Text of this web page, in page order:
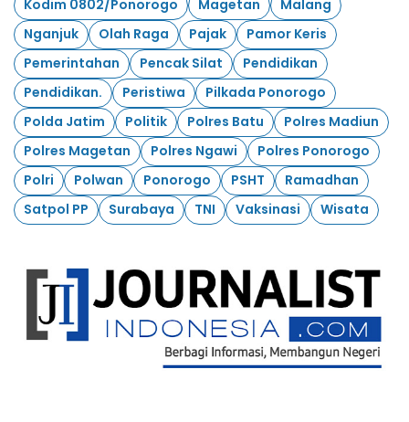
Kodim 0802/Ponorogo
Magetan
Malang
Nganjuk
Olah Raga Pajak
Pamor Keris
Pemerintahan
Pencak Silat
Pendidikan
Pendidikan.
Peristiwa
Pilkada Ponorogo
Polda Jatim
Politik Polres Batu
Polres Madiun
Polres Magetan
Polres Ngawi
Polres Ponorogo
Polri
Polwan Ponorogo PSHT
Ramadhan
Satpol PP
Surabaya TNI Vaksinasi Wisata